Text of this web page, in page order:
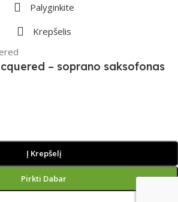
Palyginkite
Krepšelis
– soprano saksofonas
Į Krepšelį
Pirkti Dabar